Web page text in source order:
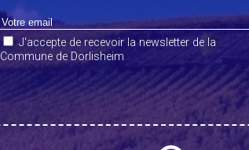
J'accepte de recevoir la newsletter de la
Commune de Dorlisheim